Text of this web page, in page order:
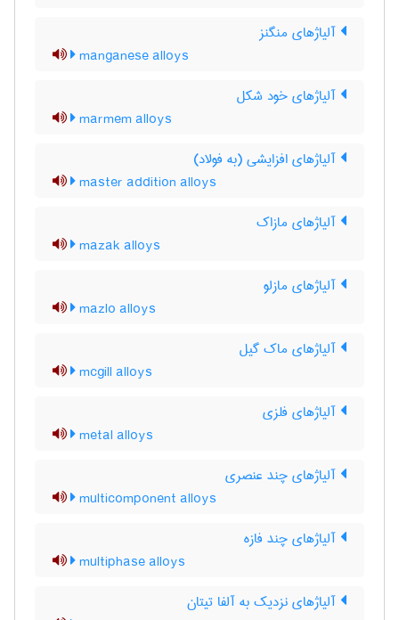
آلیاژهای منگنز
manganese alloys
آلیاژهای خود شکل
marmem alloys
آلیاژهای افزایشی (به فولاد)
master addition alloys
آلیاژهای مازاک
mazak alloys
آلیاژهای مازلو
mazlo alloys
آلیاژهای ماک گیل
mcgill alloys
آلیاژهای فلزی
metal alloys
آلیاژهای چند عنصری
multicomponent alloys
آلیاژهای چند فازه
multiphase alloys
آلیاژهای نزدیک به آلفا تیتان